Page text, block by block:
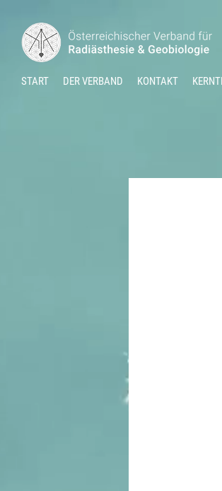
START DER VERBAND KONTAKT